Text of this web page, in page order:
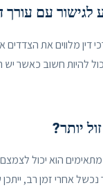
עם עורך
דין מלווים את
להיות חשוב כאשר יש
יותר?
הוא יכול לצמצם
אחרי זמן רב, ייתכן